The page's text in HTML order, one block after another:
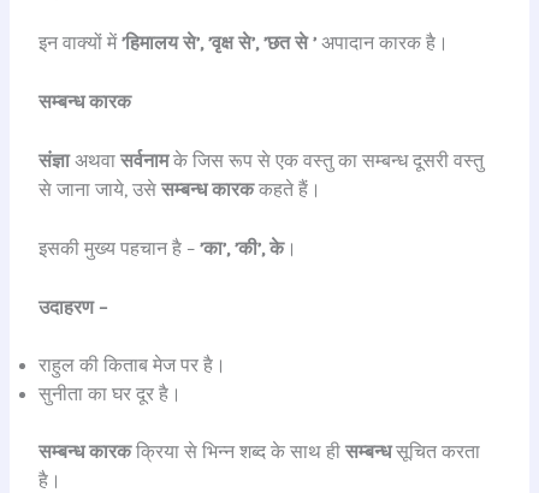
इन वाक्यों में’हिमालय से’, ’वृक्ष से’, ’छत से ’ अपादान कारक है।
सम्बन्ध कारक
संज्ञाअथवासर्वनामके जिस रूप से एक वस्तु का सम्बन्ध दूसरी वस्तु
से जाना जाये, उसेसम्बन्ध कारककहते हैं।
इसकी मुख्य पहचान है –’का’, ’की’, के।
उदाहरण –
राहुल की किताब मेज पर है।
सुनीता का घर दूर है।
सम्बन्ध कारकक्रिया से भिन्न शब्द के साथ हीसम्बन्धसूचित करता
है।